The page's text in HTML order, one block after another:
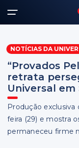
NOTÍCIAS DA
“Provados
retrata
Universal em
Produção
feira (29) e mostra
permaneceu firme